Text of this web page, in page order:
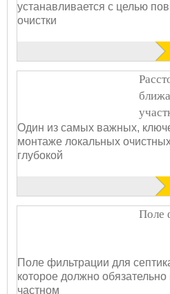
устанавливается с целью
очистки
Один из самых важных,
монтаже локальных
глубокой
Поле
Поле фильтрации для
которое должно
частном